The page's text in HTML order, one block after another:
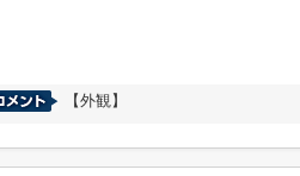
【外観】